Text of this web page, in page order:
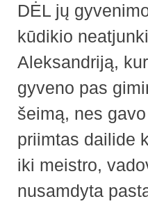
DĖL jų
kūdikio
Aleksandriją,
gyveno pas
šeimą, nes
priimtas dailide
iki meistro,
nusamdyta